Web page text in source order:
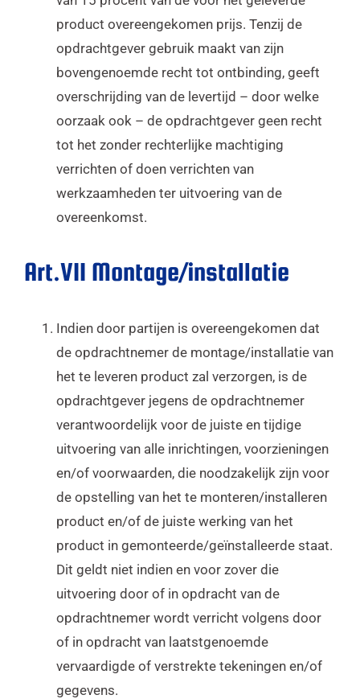
product overeengekomen prijs. Tenzij de
opdrachtgever gebruik maakt van zijn
bovengenoemde recht tot ontbinding, geeft
overschrijding van de levertijd – door welke
oorzaak ook – de opdrachtgever geen recht
tot het zonder rechterlijke machtiging
verrichten of doen verrichten van
werkzaamheden ter uitvoering van de
overeenkomst.
Art.VII Montage/installatie
Indien door partijen is overeengekomen dat
de opdrachtnemer de montage/installatie van
het te leveren product zal verzorgen, is de
opdrachtgever jegens de opdrachtnemer
verantwoordelijk voor de juiste en tijdige
uitvoering van alle inrichtingen, voorzieningen
en/of voorwaarden, die noodzakelijk zijn voor
de opstelling van het te monteren/installeren
product en/of de juiste werking van het
product in gemonteerde/geïnstalleerde staat.
Dit geldt niet indien en voor zover die
uitvoering door of in opdracht van de
opdrachtnemer wordt verricht volgens door
of in opdracht van laatstgenoemde
vervaardigde of verstrekte tekeningen en/of
gegevens.